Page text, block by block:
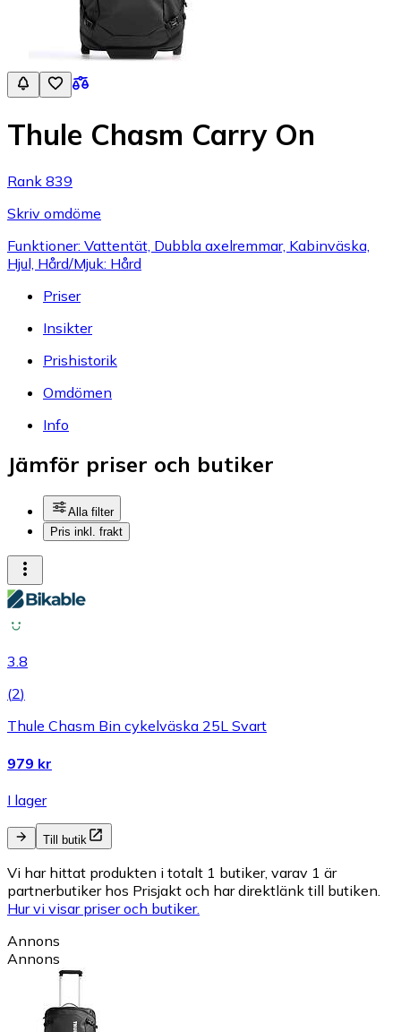
Thule Chasm Carry On
Rank 839
Skriv omdöme
Funktioner: Vattentät, Dubbla axelremmar, Kabinväska,
Hjul, Hård/Mjuk: Hård
Priser
Insikter
Prishistorik
Omdömen
Info
Jämför priser och butiker
Alla filter
Pris inkl. frakt
3.8
(2)
Thule Chasm Bin cykelväska 25L Svart
979 kr
I lager
Till butik
Vi har hittat produkten i totalt 1 butiker, varav 1 är
partnerbutiker hos Prisjakt och har direktlänk till butiken.
Hur vi visar priser och butiker.
Annons
Annons